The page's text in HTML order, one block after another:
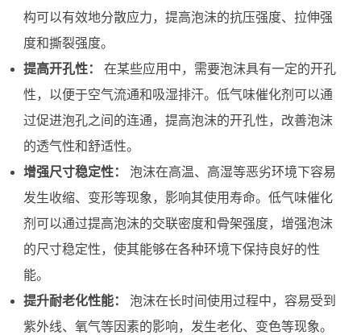
构可以有效地分散应力，提高泡沫的抗压强度、拉伸强
度和撕裂强度。
提高开孔性：
在某些应用中，需要泡沫具有一定的开孔
性，以便于空气流通和吸湿排汗。低气味催化剂可以通
过促进泡孔之间的连通，提高泡沫的开孔性，改善泡沫
的透气性和舒适性。
增强尺寸稳定性：
泡沫在高温、高湿等恶劣环境下容易
发生收缩、变形等现象，影响其使用寿命。低气味催化
剂可以通过提高泡沫的交联密度和骨架强度，增强泡沫
的尺寸稳定性，使其能够在各种环境下保持良好的性
能。
提升耐老化性能：
泡沫在长时间使用过程中，容易受到
紫外线、氧气等因素的影响，发生老化、变色等现象。